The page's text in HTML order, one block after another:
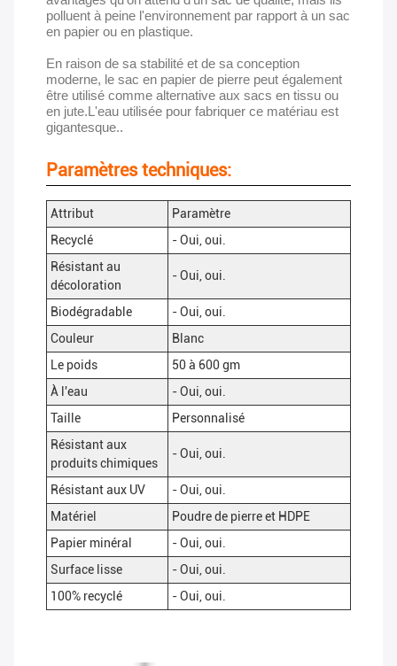
polluent à peine l'environnement par rapport à un sac
en papier ou en plastique.
En raison de sa stabilité et de sa conception
moderne, le sac en papier de pierre peut également
être utilisé comme alternative aux sacs en tissu ou
en jute.L'eau utilisée pour fabriquer ce matériau est
gigantesque..
Paramètres techniques:
Attribut
Paramètre
Recyclé
- Oui, oui.
Résistant au
décoloration
- Oui, oui.
Biodégradable
- Oui, oui.
Couleur
Blanc
Le poids
50 à 600 gm
À l'eau
- Oui, oui.
Taille
Personnalisé
Résistant aux
produits chimiques
- Oui, oui.
Résistant aux UV
- Oui, oui.
Matériel
Poudre de pierre et HDPE
Papier minéral
- Oui, oui.
Surface lisse
- Oui, oui.
100% recyclé
- Oui, oui.